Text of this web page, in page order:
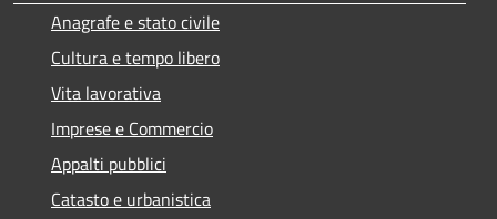
Anagrafe e stato civile
Cultura e tempo libero
Vita lavorativa
Imprese e Commercio
Appalti pubblici
Catasto e urbanistica